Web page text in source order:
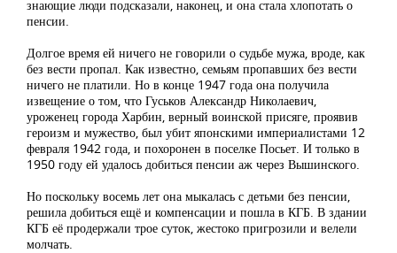
знающие люди подсказали, наконец, и она стала хлопотать о
пенсии.
Долгое время ей ничего не говорили о судьбе мужа, вроде, как
без вести пропал. Как известно, семьям пропавших без вести
ничего не платили. Но в конце 1947 года она получила
извещение о том, что Гуськов Александр Николаевич,
уроженец города Харбин, верный воинской присяге, проявив
героизм и мужество, был убит японскими империалистами 12
февраля 1942 года, и похоронен в поселке Посьет. И только в
1950 году ей удалось добиться пенсии аж через Вышинского.
Но поскольку восемь лет она мыкалась с детьми без пенсии,
решила добиться ещё и компенсации и пошла в КГБ. В здании
КГБ её продержали трое суток, жестоко пригрозили и велели
молчать.